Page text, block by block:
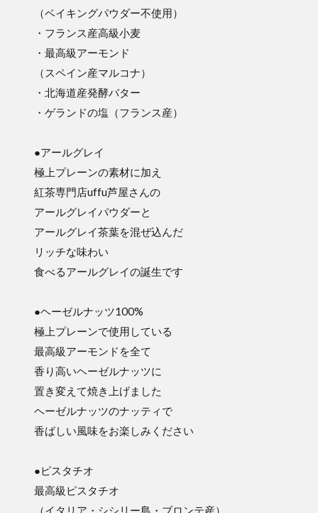
（ベイキングパウダー不使用）
・フランス産高級小麦
・最高級アーモンド
（スペイン産マルコナ）
・北海道産発酵バター
・ゲランドの塩（フランス産）
●アールグレイ
極上プレーンの素材に加え
紅茶専門店uffu芦屋さんの
アールグレイパウダーと
アールグレイ茶葉を混ぜ込んだ
リッチな味わい
食べるアールグレイの誕生です
●ヘーゼルナッツ100%
極上プレーンで使用している
最高級アーモンドを全て
香り高いヘーゼルナッツに
置き変えて焼き上げました
ヘーゼルナッツのナッティで
香ばしい風味をお楽しみください
●ピスタチオ
最高級ピスタチオ
（イタリア・シシリー島・ブロンテ産）